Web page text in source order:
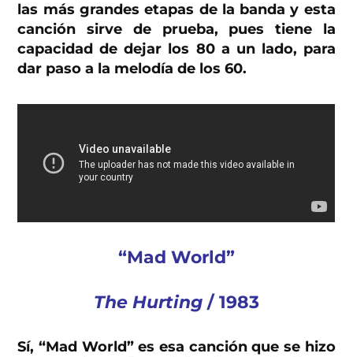
las más grandes etapas de la banda y esta
canción sirve de prueba, pues tiene la
capacidad de dejar los 80 a un lado, para
dar paso a la melodía de los 60.
“Mad World”
The Hurting / 1983
Sí, “Mad World” es esa canción que se hizo